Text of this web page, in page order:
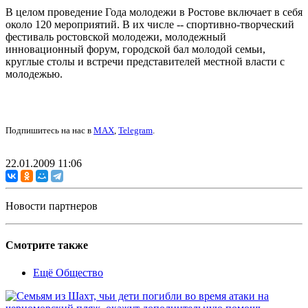
В целом проведение Года молодежи в Ростове включает в себя
около 120 мероприятий. В их числе -- спортивно-творческий
фестиваль ростовской молодежи, молодежный
инновационный форум, городской бал молодой семьи,
круглые столы и встречи представителей местной власти с
молодежью.
Подпишитесь на нас в MAX, Telegram.
22.01.2009 11:06
Новости партнеров
Смотрите также
Ещё Общество